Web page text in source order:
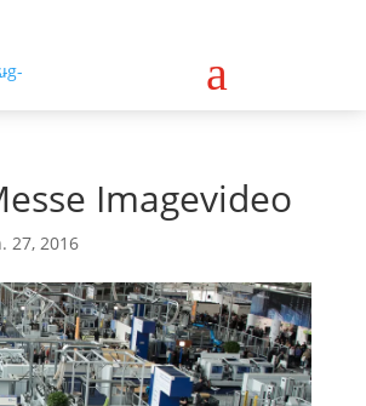
a
Imagevideo
27, 2016